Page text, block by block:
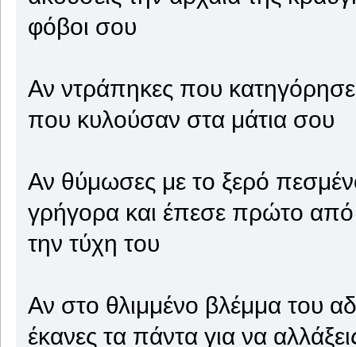
φόβοι σου
Αν ντράπηκες που
που κυλούσαν στα μάτια σου
Αν θύμωσες με το ξερό
γρήγορα και έπεσε πρώτο από
την τύχη του
Αν στο θλιμμένο βλέμμα του
έκανες τα πάντα για να